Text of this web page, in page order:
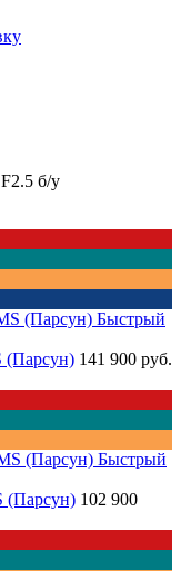
б/у
Быстрый
(Парсун) 141 900 руб.
Быстрый
(Парсун) 102 900